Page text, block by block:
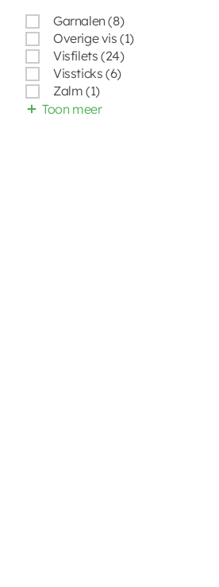
Garnalen (8)
Overige vis (1)
Visfilets (24)
Vissticks (6)
Zalm (1)
Toon meer